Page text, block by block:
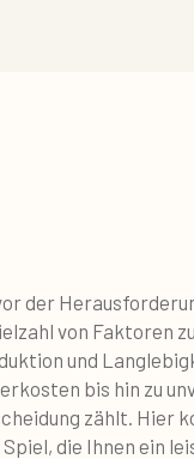
der
von Faktoren
und
bis hin zu
zählt. Hier
die Ihnen ein